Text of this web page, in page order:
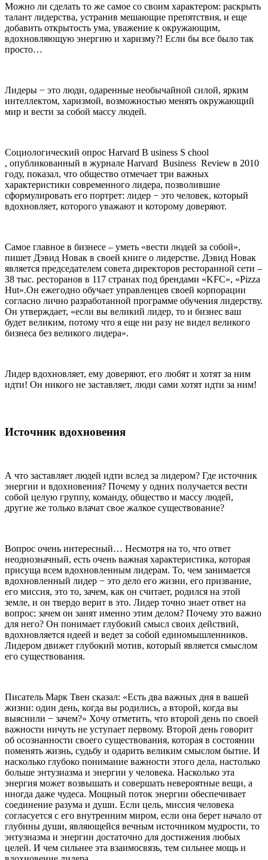
Можно ли сделать то же самое со своим характером: раскрыть
талант лидерства, устранив мешающие препятствия, и еще
добавить открытость ума, уважение к окружающим,
вдохновляющую энергию и харизму?! Если бы все было так
просто…
Лидеры − это люди, одаренные необычайной силой, ярким
интеллектом, харизмой, возможностью менять окружающий
мир и вести за собой массу людей.
Социологический опрос Harvard B usiness S chool
, опубликованный в журнале Harvard Business Review в 2010
году, показал, что общество отмечает три важных
характеристики современного лидера, позволившие
сформулировать его портрет: лидер − это человек, который
вдохновляет, которого уважают и которому доверяют.
Самое главное в бизнесе – уметь «вести людей за собой»,
пишет Дэвид Новак в своей книге о лидерстве. Дэвид Новак
является председателем совета директоров ресторанной сети –
38 тыс. ресторанов в 117 странах под брендами «KFC», «Pizza
Hut».Он ежегодно обучает управленцев своей корпорации
согласно лично разработанной программе обучения лидерству.
Он утверждает, «если вы великий лидер, то и бизнес ваш
будет великим, потому что я еще ни разу не видел великого
бизнеса без великого лидера».
Лидер вдохновляет, ему доверяют, его любят и хотят за ним
идти! Он никого не заставляет, люди сами хотят идти за ним!
Источник вдохновения
А что заставляет людей идти вслед за лидером? Где источник
энергии и вдохновения? Почему у одних получается вести
собой целую группу, команду, общество и массу людей,
другие же только влачат свое жалкое существование?
Вопрос очень интересный… Несмотря на то, что ответ
неоднозначный, есть очень важная характеристика, которая
присуща всем вдохновленным лидерам. То, чем занимается
вдохновленный лидер − это дело его жизни, его призвание,
его миссия, это то, зачем, как он считает, родился на этой
земле, и он твердо верит в это. Лидер точно знает ответ на
вопрос: зачем он занят именно этим делом? Почему это важно
для него? Он понимает глубокий смысл своих действий,
вдохновляется идеей и ведет за собой единомышленников.
Лидером движет глубокий мотив, который является смыслом
его существования.
Писатель Марк Твен сказал: «Есть два важных дня в вашей
жизни: один день, когда вы родились, а второй, когда вы
выяснили − зачем?» Хочу отметить, что второй день по своей
важности ничуть не уступает первому. Второй день говорит
об осознанности своего существования, которая в состоянии
поменять жизнь, судьбу и одарить великим смыслом бытие. И
насколько глубоко понимание важности этого дела, настолько
больше энтузиазма и энергии у человека. Насколько эта
энергия может возвышать и совершать невероятные вещи, а
иногда даже чудеса. Мощный поток энергии обеспечивает
соединение разума и души. Если цель, миссия человека
согласуется с его внутренним миром, если она берет начало от
глубины души, являющейся вечным источником мудрости, то
энтузиазма и энергии достаточно для достижения любых
целей. И чем сильнее эта взаимосвязь, тем сильнее мощь и